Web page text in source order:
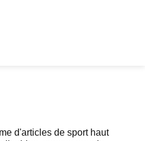
d'articles de sport haut